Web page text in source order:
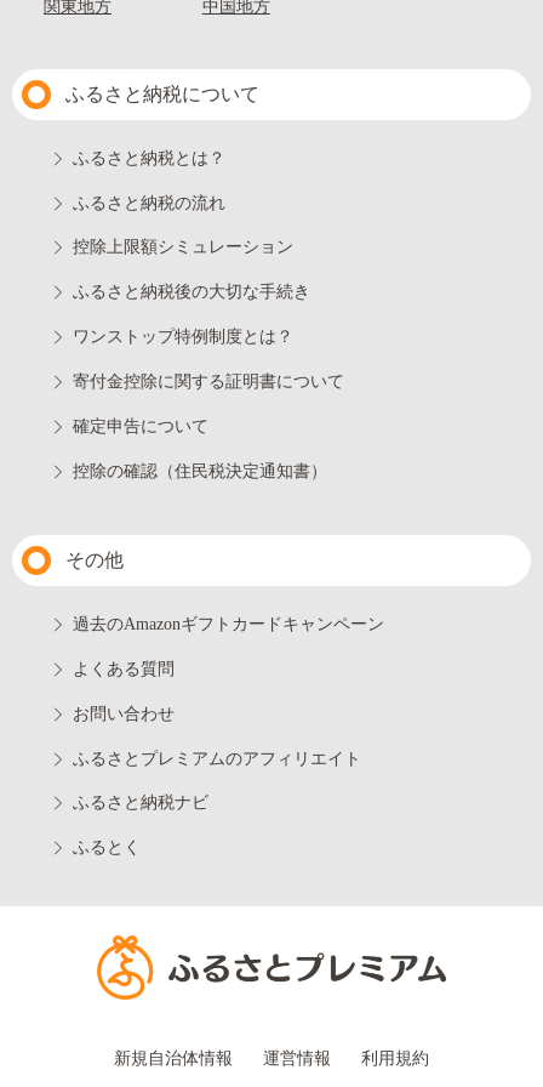
関東地方 中国地方
ふるさと納税について
ふるさと納税とは？
ふるさと納税の流れ
控除上限額シミュレーション
ふるさと納税後の大切な手続き
ワンストップ特例制度とは？
寄付金控除に関する証明書について
確定申告について
控除の確認（住民税決定通知書）
その他
過去のAmazonギフトカードキャンペーン
よくある質問
お問い合わせ
ふるさとプレミアムのアフィリエイト
ふるさと納税ナビ
ふるとく
新規自治体情報 運営情報 利用規約